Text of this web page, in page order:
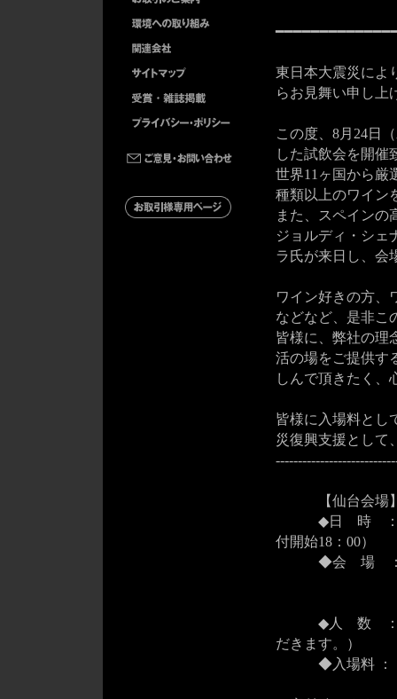
東日本大震災によ
らお見舞い申し上
この度、8月24日
した試飲会を開催
世界11ヶ国から厳
種類以上のワイン
また、スペインの
ジョルディ・シ
ラ氏が来日し、会
ワイン好きの方、
などなど、是非こ
皆様に、弊社の理
活の場をご提供す
しんで頂きたく、
皆様に入場料とし
災復興支援として
【仙台会場
◆日 時 ：
付開始18：00）
◆会 場 ： 仙
◆人 数 ： 会場
だきます。）
◆入場料 ： 1